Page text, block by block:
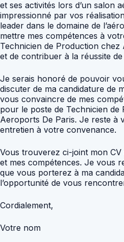
et ses activités lors d’un salon
impressionné par vos
leader dans le domaine de
mettre mes compétences à
Technicien de Production chez
et de contribuer à la réussite
Je serais honoré de pouvoir
discuter de ma candidature de
vous convaincre de mes
pour le poste de Technicien de
Aeroports De Paris. Je reste à
entretien à votre convenance.
Vous trouverez ci-joint mon
et mes compétences. Je vous
que vous porterez à ma
l’opportunité de vous
Cordialement,
Votre nom